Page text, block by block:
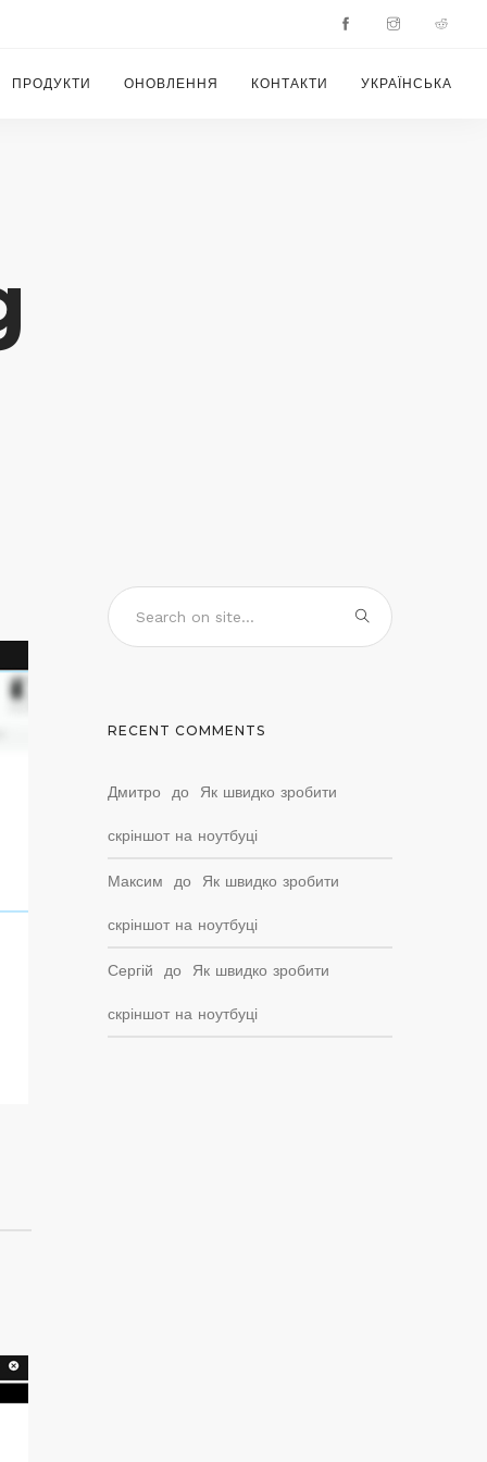
ПРОДУКТИ ОНОВЛЕННЯ КОНТАКТИ УКРАЇНСЬКА
RECENT COMMENTS
Дмитро до Як швидко зробити
скріншот на ноутбуці
Максим до Як швидко зробити
скріншот на ноутбуці
Сергій до Як швидко зробити
скріншот на ноутбуці